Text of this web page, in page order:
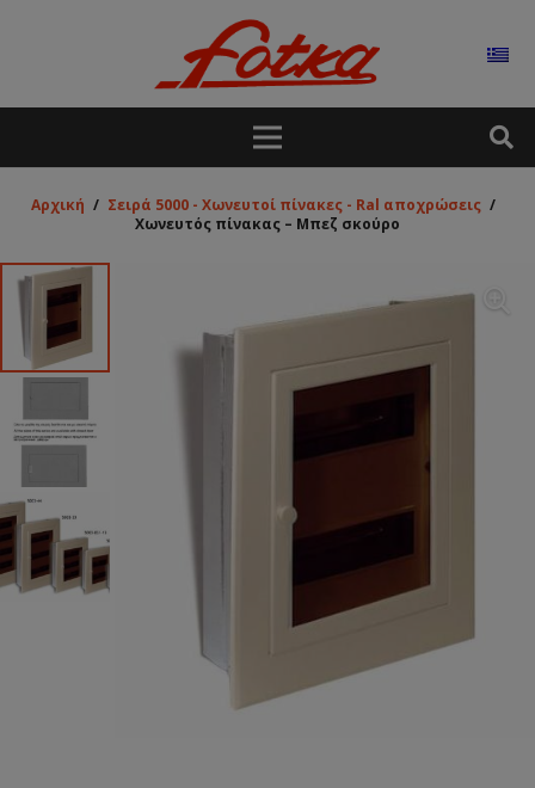
Αρχική / Σειρά 5000 - Χωνευτοί πίνακες - Ral αποχρώσεις /
Χωνευτός πίνακας – Μπεζ σκούρο